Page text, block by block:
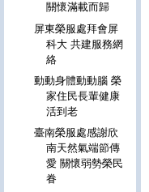
關懷滿載而歸
屏東榮服處拜會屏
科大 共建服務網
絡
動動身體動動腦 榮
家住民長輩健康
活到老
臺南榮服處感謝欣
南天然氣端節傳
愛 關懷弱勢榮民
眷